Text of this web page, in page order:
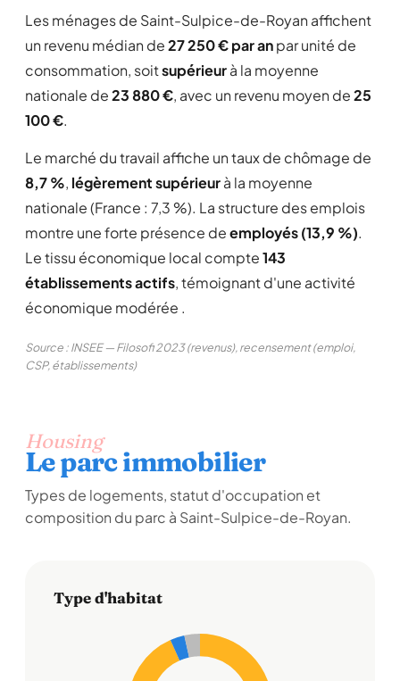
Les ménages de Saint-Sulpice-de-Royan affichent
un revenu médian de27 250 € par anpar unité de
consommation, soitsupérieurà la moyenne
nationale de23 880 €, avec un revenu moyen de25
100 €.
Le marché du travail affiche un taux de chômage de
8,7 %, légèrement supérieurà la moyenne
nationale (France : 7,3 %). La structure des emplois
montre une forte présence deemployés (13,9 %).
Le tissu économique local compte143
établissements actifs, témoignant d'une activité
économique modérée .
Source : INSEE — Filosofi 2023 (revenus), recensement (emploi,
CSP, établissements)
Housing
Le parc immobilier
Types de logements, statut d'occupation et
composition du parc à Saint-Sulpice-de-Royan.
Type d'habitat